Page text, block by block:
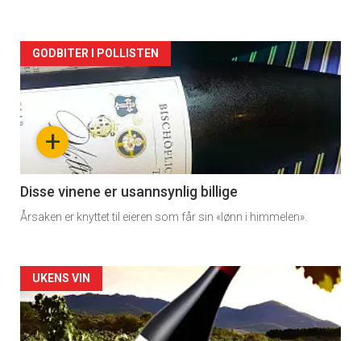
Forsiden
akkurat
nå
3
+
GODBITER I POLLISTEN
Disse vinene er usannsynlig billige
Årsaken er knyttet til eieren som får sin «lønn i himmelen».
Forsiden
akkurat
UKENS VIN